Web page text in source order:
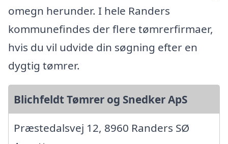
omegn herunder. I hele Randers
kommunefindes der flere tømrerfirmaer,
hvis du vil udvide din søgning efter en
dygtig tømrer.
Blichfeldt Tømrer og Snedker ApS
Præstedalsvej 12, 8960 Randers SØ